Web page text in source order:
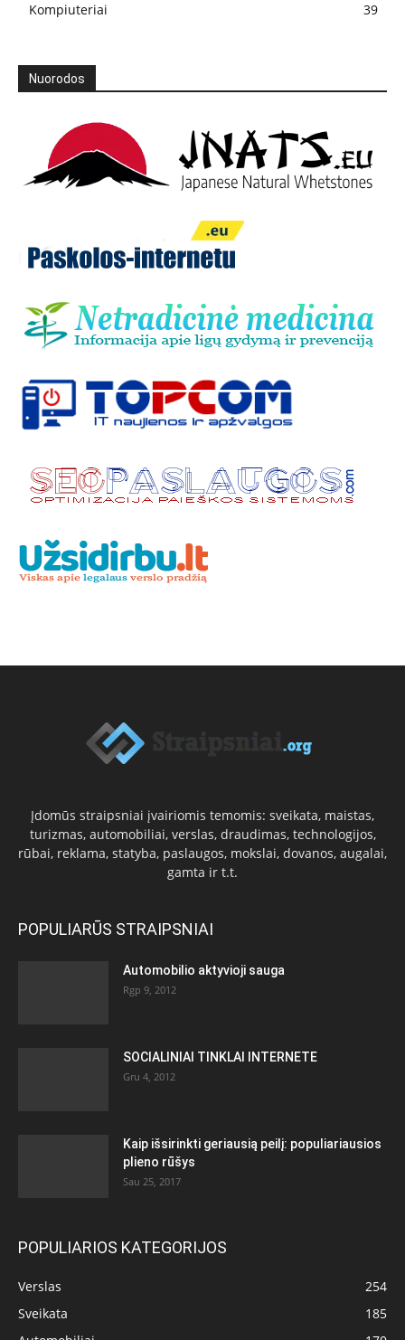
Kompiuteriai
39
Nuorodos
Įdomūs straipsniai įvairiomis temomis: sveikata, maistas,
turizmas, automobiliai, verslas, draudimas, technologijos,
rūbai, reklama, statyba, paslaugos, mokslai, dovanos, augalai,
gamta ir t.t.
POPULIARŪS STRAIPSNIAI
Automobilio aktyvioji sauga
Rgp 9, 2012
SOCIALINIAI TINKLAI INTERNETE
Gru 4, 2012
Kaip išsirinkti geriausią peilį: populiariausios
plieno rūšys
Sau 25, 2017
POPULIARIOS KATEGORIJOS
Verslas
254
Sveikata
185